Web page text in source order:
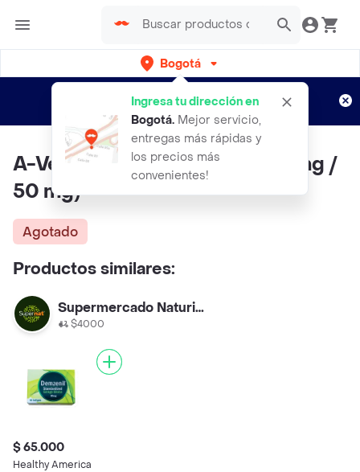
Bogotá
Ingresa tu dirección en
Bogotá. Mejor servicio,
entregas más rápidas y
los precios más
convenientes!
envíos gratis por semanas
Aplican TyC
A-Vein Cataño de Indias (250 mg /
50 mg)
Agotado
Productos similares:
Supermercado Naturista
$4000
$ 65.000
Healthy America